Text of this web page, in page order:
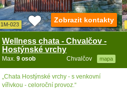
1M-023
Wellness chata - Chvalčov -
Hostýnské vrchy
Chvalčov mapa
Max.9 osob
Zobrazit kontakty
„Chata Hostýnské vrchy - s venkovní
vířivkou - celoroční provoz.“